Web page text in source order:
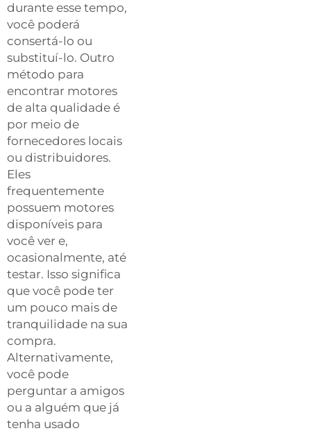
durante esse tempo,
você poderá
consertá-lo ou
substituí-lo. Outro
método para
encontrar motores
de alta qualidade é
por meio de
fornecedores locais
ou distribuidores.
Eles
frequentemente
possuem motores
disponíveis para
você ver e,
ocasionalmente, até
testar. Isso significa
que você pode ter
um pouco mais de
tranquilidade na sua
compra.
Alternativamente,
você pode
perguntar a amigos
ou a alguém que já
tenha usado